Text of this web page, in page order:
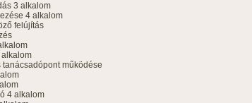
3 alkalom
4 alkalom
felújítás
alkalom
tanácsadópont működése
4 alkalom